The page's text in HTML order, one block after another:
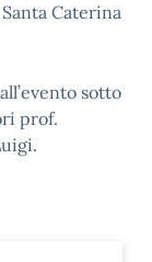
Caterina
sotto
prof.